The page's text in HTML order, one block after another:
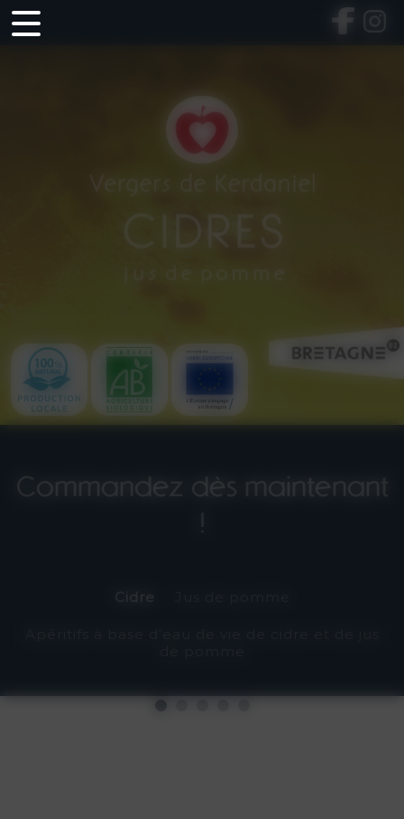
Panneau de gestion des cookies
Commandez dès maintenant